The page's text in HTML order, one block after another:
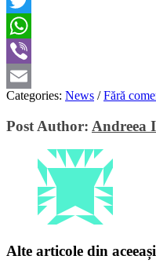
Twitter
WhatsApp
Viber
Email
Categories: News / Fără
Post Author: Andreea
Alte articole din